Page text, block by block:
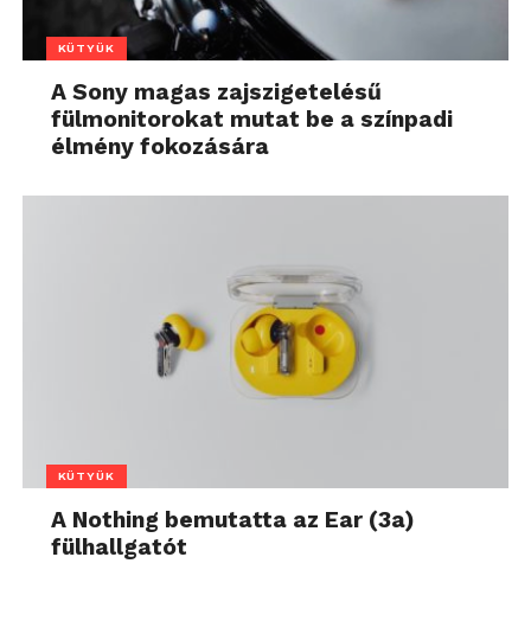
KÜTYÜK
A Sony magas zajszigetelésű
fülmonitorokat mutat be a színpadi
élmény fokozására
KÜTYÜK
A Nothing bemutatta az Ear (3a)
fülhallgatót